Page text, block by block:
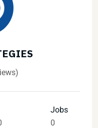
Jobs
0